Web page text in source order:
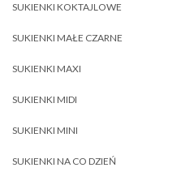
SUKIENKI KOKTAJLOWE
SUKIENKI MAŁE CZARNE
SUKIENKI MAXI
SUKIENKI MIDI
SUKIENKI MINI
SUKIENKI NA CO DZIEŃ